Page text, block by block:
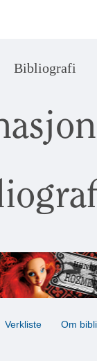
Bibliografi
Verkliste Om